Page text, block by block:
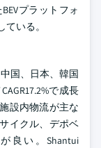
プラットフォ
いる。
国、日本、韓国
で成長
設内物流が主な
イクル、デポベ
良い。Shantui